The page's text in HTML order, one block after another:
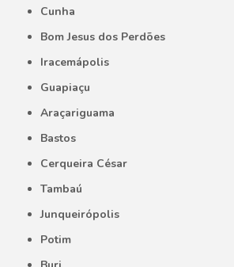
Cunha
Bom Jesus dos Perdões
Iracemápolis
Guapiaçu
Araçariguama
Bastos
Cerqueira César
Tambaú
Junqueirópolis
Potim